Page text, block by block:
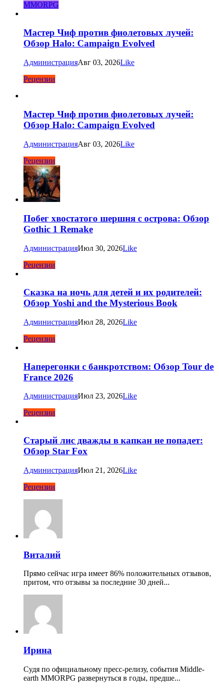
MMORPG
Мастер Чиф против фиолетовых лучей:
Обзор Halo: Campaign Evolved
АдминистрацияАвг 03, 2026Like
Рецензии
Мастер Чиф против фиолетовых лучей:
Обзор Halo: Campaign Evolved
АдминистрацияАвг 03, 2026Like
Рецензии
Побег хвостатого шершня с острова: Обзор
Gothic 1 Remake
АдминистрацияИюл 30, 2026Like
Рецензии
Сказка на ночь для детей и их родителей:
Обзор Yoshi and the Mysterious Book
АдминистрацияИюл 28, 2026Like
Рецензии
Наперегонки с банкротством: Обзор Tour de
France 2026
АдминистрацияИюл 23, 2026Like
Рецензии
Старый лис дважды в капкан не попадет:
Обзор Star Fox
АдминистрацияИюл 21, 2026Like
Рецензии
Виталий
Прямо сейчас игра имеет 86% положительных отзывов,
притом, что отзывы за последние 30 дней...
Ирина
Судя по официальному пресс-релизу, события Middle-
earth MMORPG развернуться в годы, предше...